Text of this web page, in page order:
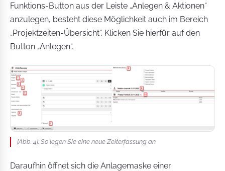
Funktions-Button aus der Leiste „Anlegen & Aktionen“
anzulegen, besteht diese Möglichkeit auch im Bereich
„Projektzeiten-Übersicht“. Klicken Sie hierfür auf den
Button „Anlegen“.
[Abb. 4]: So legen Sie eine neue Zeiterfassung an.
Daraufhin öffnet sich die Anlagemaske einer